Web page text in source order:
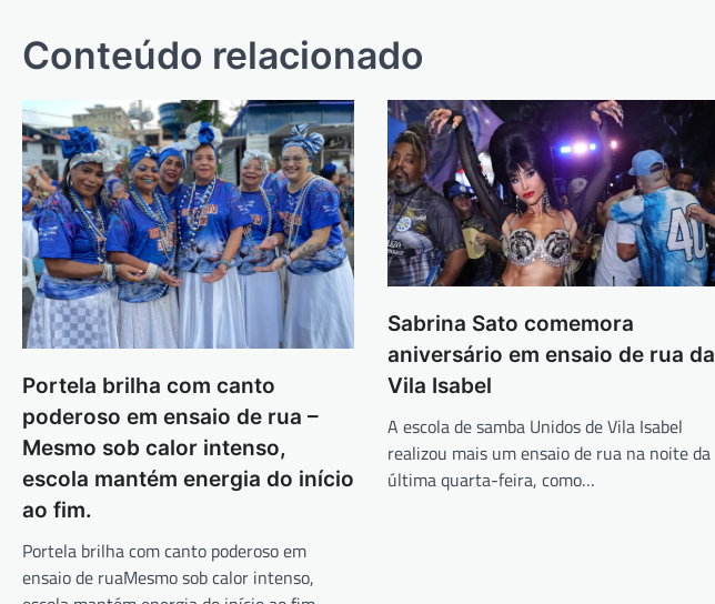
Conteúdo relacionado
Portela brilha com canto
poderoso em ensaio de rua –
Mesmo sob calor intenso,
escola mantém energia do início
ao fim.
Portela brilha com canto poderoso em
ensaio de ruaMesmo sob calor intenso,
Sabrina Sato comemora
aniversário em ensaio de rua da
Vila Isabel
A escola de samba Unidos de Vila Isabel
realizou mais um ensaio de rua na noite da
última quarta-feira, como…